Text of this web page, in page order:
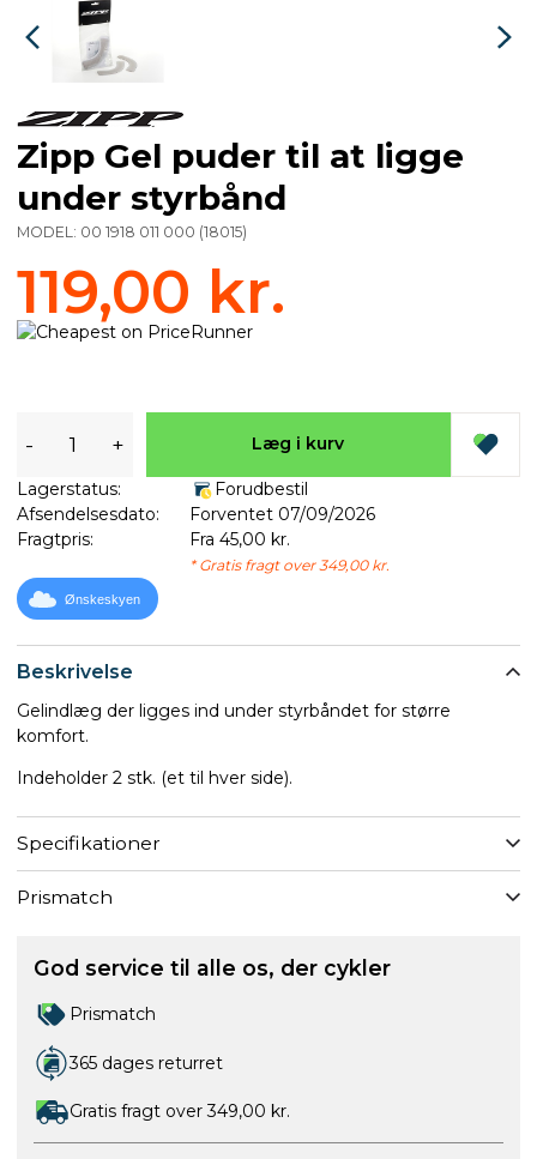
Beskrivelse
Gelindlæg der ligges ind under styrbåndet for større
komfort.
Indeholder 2 stk. (et til hver side).
Specifikationer
Prismatch
Zipp Gel puder til at ligge
under styrbånd
MODEL: 00 1918 011 000 (18015)
119,00 kr.
- + Læg i kurv
Lagerstatus:
Forudbestil
Afsendelsesdato:
Forventet 07/09/2026
Fragtpris:
Fra 45,00 kr.
* Gratis fragt over 349,00 kr.
Ønskeskyen
God service til alle os, der cykler
Prismatch
365 dages returret
Gratis fragt over 349,00 kr.